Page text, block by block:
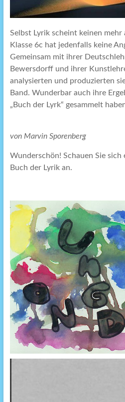
Selbst Lyrik scheint keinen mehr
Klasse 6c hat jedenfalls keine
Gemeinsam mit ihrer
Bewersdorff und ihrer
analysierten und produzierten
Band. Wunderbar auch ihre
„Buch der Lyrk“ gesammelt
von Marvin Sporenberg
Wunderschön! Schauen Sie sich
Buch der Lyrik an.